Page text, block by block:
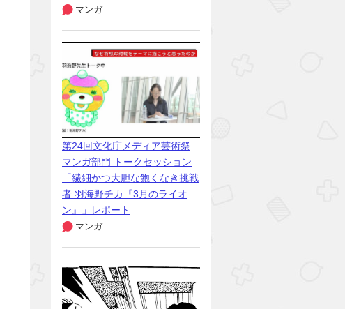
マンガ
第24回文化庁メディア芸術祭
マンガ部門 トークセッション
「繊細かつ大胆な飽くなき挑戦
者 羽海野チカ『3月のライオ
ン』」レポート
マンガ